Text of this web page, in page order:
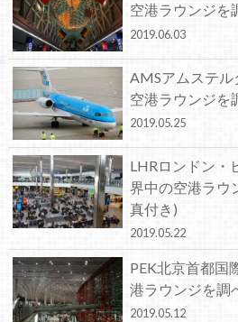
空港ラウンジを
2019.06.03
AMSアムステ
空港ラウンジを
2019.05.25
LHRロンドン・
界中の空港ラウ
真付き)
2019.05.22
PEK北京首都国
港ラウンジを調
2019.05.12